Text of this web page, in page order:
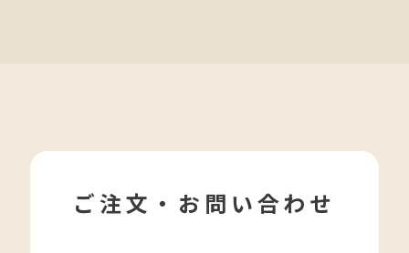
ご注文・お問い合わせ